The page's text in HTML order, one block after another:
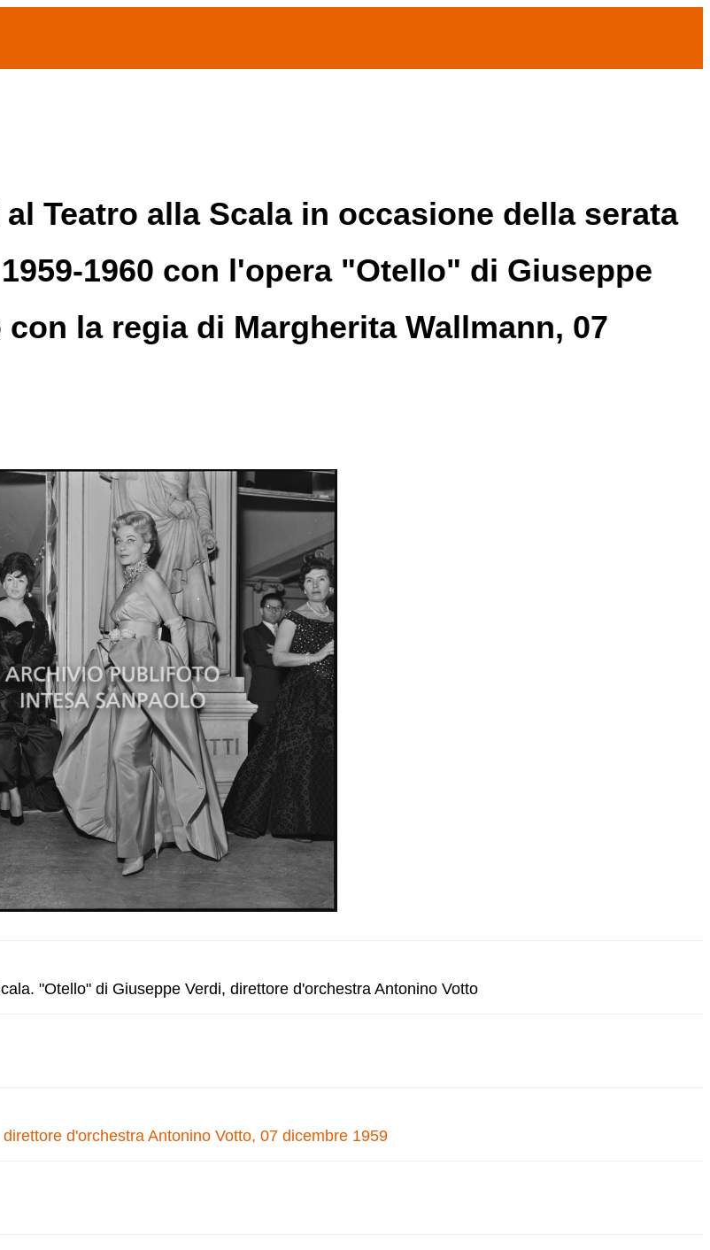
Teatro alla Scala in occasione della serata
1960 con l'opera "Otello" di Giuseppe
la regia di Margherita Wallmann, 07
"Otello" di Giuseppe Verdi, direttore d'orchestra Antonino Votto
d'orchestra Antonino Votto, 07 dicembre 1959